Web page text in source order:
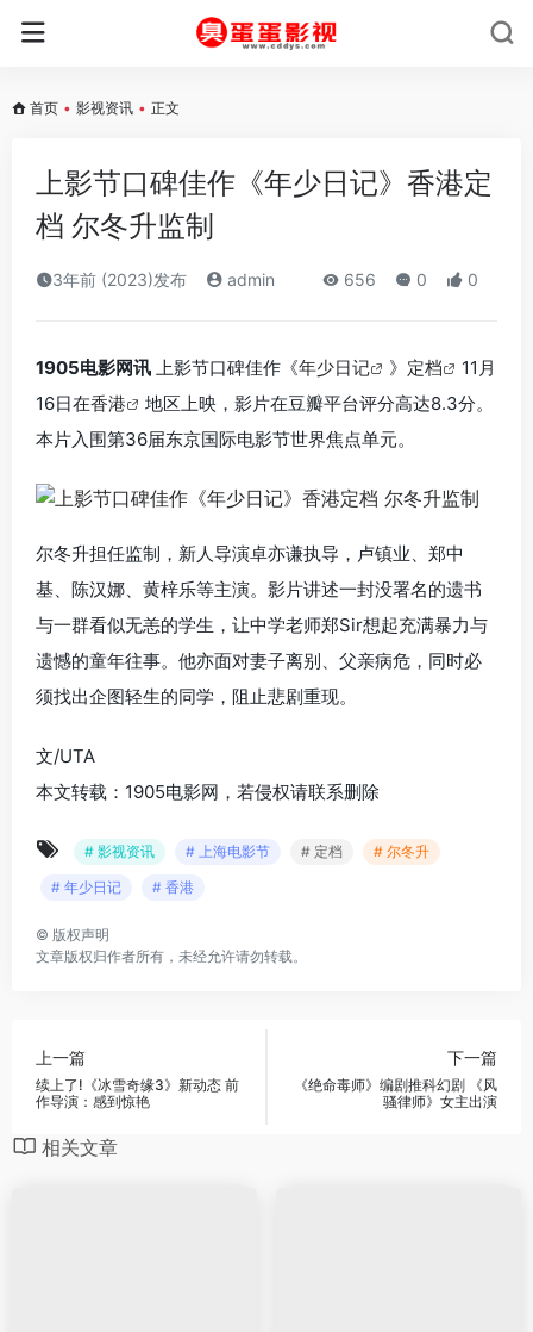
首页 • 影视资讯 • 正文
上影节口碑佳作《年少日记》香港定
档 尔冬升监制
3年前 (2023)发布 admin 656 0 0
1905电影网讯 上影节口碑佳作《年少日记 》 定档
11月
16日在香港
地区上映，影片在豆瓣平台评分高达8.3分。
本片入围第36届东京国际电影节世界焦点单元。
尔冬升担任监制，新人导演卓亦谦执导，卢镇业、郑中
基、陈汉娜、黄梓乐等主演。影片讲述一封没署名的遗书
与一群看似无恙的学生，让中学老师郑Sir想起充满暴力与
遗憾的童年往事。他亦面对妻子离别、父亲病危，同时必
须找出企图轻生的同学，阻止悲剧重现。
文/UTA
本文转载：1905电影网，若侵权请联系删除
# 影视资讯 # 上海电影节 # 定档
# 尔冬升
# 年少日记
# 香港
© 版权声明
文章版权归作者所有，未经允许请勿转载。
上一篇
续上了!《冰雪奇缘3》新动态 前
作导演：感到惊艳
下一篇
《绝命毒师》编剧推科幻剧 《风
骚律师》女主出演
相关文章